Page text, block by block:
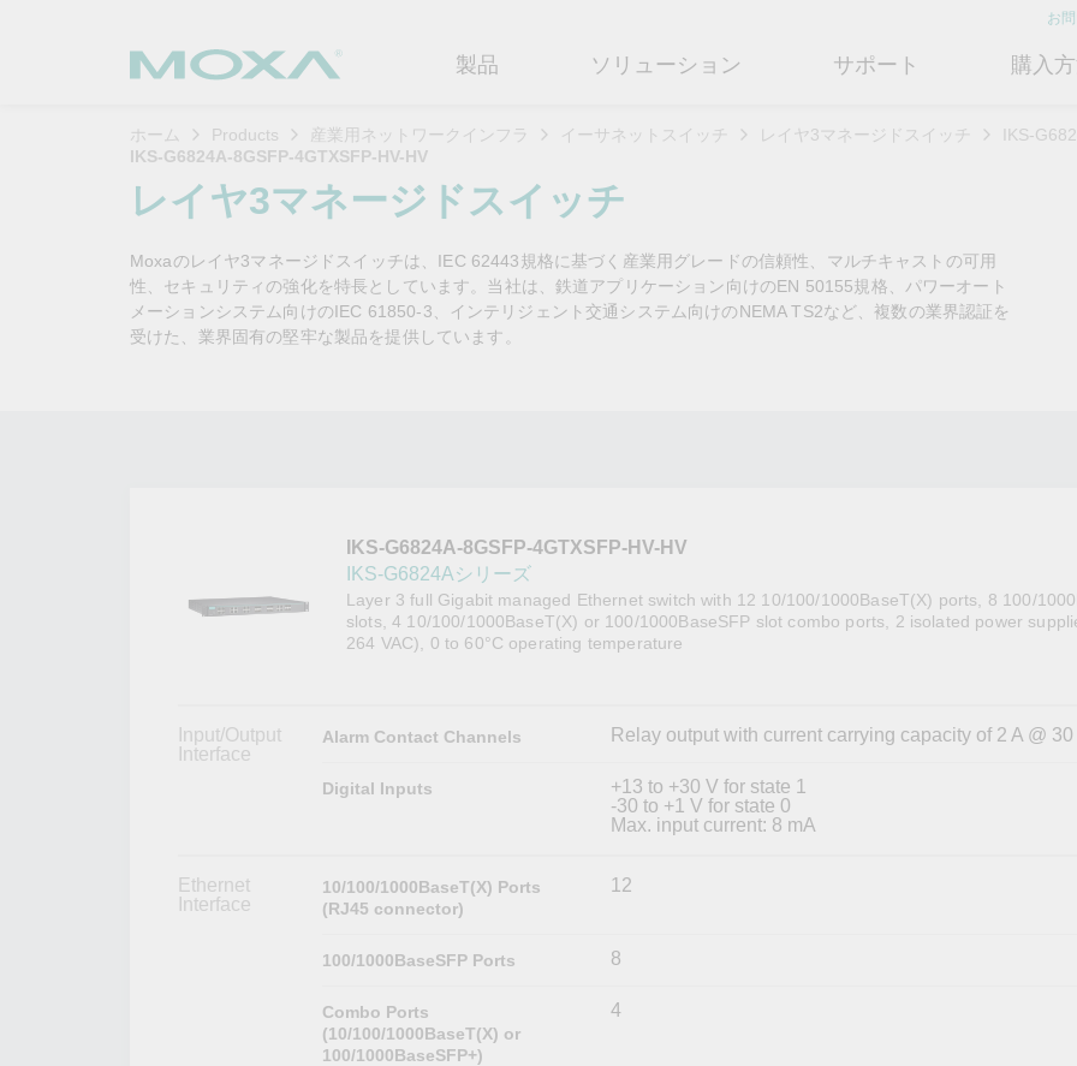
お
製品
セキュアルータ
無線AP/ブリッジ/クライアント
ネットワークセキュリティアプラ
イアンス
シリアルコンバータ
プロトコルゲートウェイ
IPカメラおよびビデオサーバー
ソリューション
鉄道
電力
TSN
シングルペアイーサネット
OTデータの秘密を解
き明かす
電力の安定供給を支え
るBESSソリューショ
OTネットワークセキ
ュリティを強化する
サポート
製品に関するよくあるご質問
（FAQ)
セキュリティアドバイザリ
保証方針
こちらに記載されていないMoxa製品に関するテクニカルサポートは、
購入
ソリューションパートナー (MJSP)
イノベーションとマイルストーン
カスタマーサクセス
新着情報およびイベント
情熱を新たな可能性に
ホーム Products 産業用ネットワークインフラ イーサネットスイッチ レイヤ3マネージドスイッチ
IKS-
IKS-G6824A-8GSFP-4GTXSFP-HV-HV
レイヤ3マネージドスイッチ
Moxaのレイヤ3マネージドスイッチは、IEC 62443規格に基づく産業用グレードの信頼性、マルチキャストの可用
性、セキュリティの強化を特長としています。当社は、鉄道アプリケーション向けのEN 50155規格、パワーオート
メーションシステム向けのIEC 61850-3、インテリジェント交通システム向けのNEMA TS2など、複数の業界認証を
受けた、業界固有の堅牢な製品を提供しています。
IKS-G6824A-8GSFP-4GTXSFP-HV-HV
IKS-G6824Aシリーズ
Layer 3 full Gigabit managed Ethernet switch with 12 10/100/1000BaseT(X) ports, 8 100/
slots, 4 10/100/1000BaseT(X) or 100/1000BaseSFP slot combo ports, 2 isolated power
264 VAC), 0 to 60°C operating temperature
Input/Output
Interface
Alarm Contact Channels Relay output with current carrying capacity of 2 A @
Digital Inputs
+13 to +30 V for state 1
-30 to +1 V for state 0
Max. input current: 8 mA
Ethernet
Interface
10/100/1000BaseT(X) Ports
(RJ45 connector)
12
100/1000BaseSFP Ports 8
Combo Ports
(10/100/1000BaseT(X) or
100/1000BaseSFP+)
4